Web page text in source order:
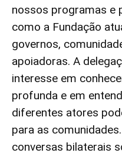
nossos programas e
como a Fundação
governos,
apoiadoras. A
interesse em
profunda e em
diferentes atores
para as
conversas bilaterais